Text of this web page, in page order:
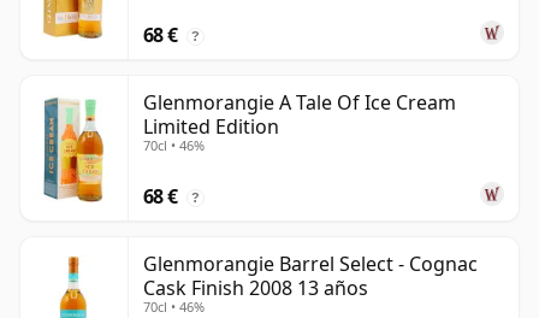
68 € ?
Glenmorangie A Tale Of Ice Cream
Limited Edition
70cl • 46%
68 € ?
Glenmorangie Barrel Select - Cognac
Cask Finish 2008 13 años
70cl • 46%